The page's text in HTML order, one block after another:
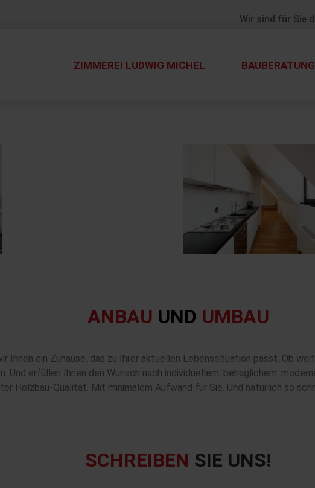
Wir sind für Sie
ZIMMEREI LUDWIG MICHEL BAUBERATUNG
ANBAU UND UMBAU
Ihnen ein Zuhause, das zu Ihrer aktuellen Lebenssituation passt. Ob
Und erfüllen Ihnen den Wunsch nach individuellem, behaglichem,
Holzbau-Qualität. Mit minimalem Aufwand für Sie. Und natürlich so
SCHREIBEN SIE UNS!